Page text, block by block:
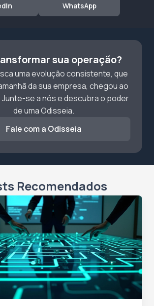
WhatsApp
sua operação?
uma evolução consistente, que
da sua empresa, chegou ao
se a nós e descubra o poder
de uma Odisseia.
Fale com a Odisseia
Recomendados